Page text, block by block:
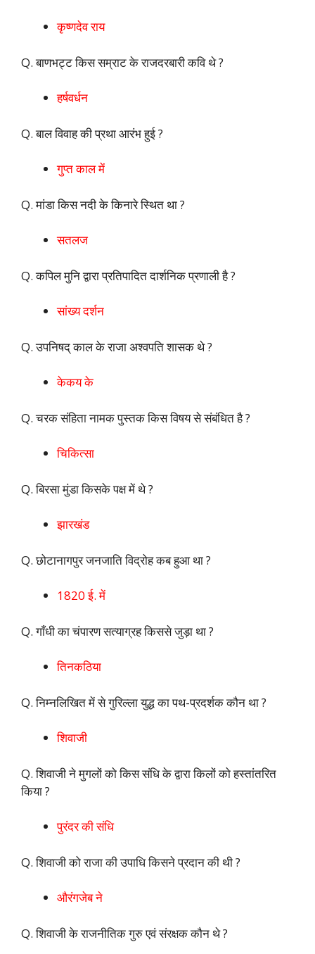
कृष्णदेव राय
Q. बाणभट्ट किस सम्राट के राजदरबारी कवि थे ?
हर्षवर्धन
Q. बाल विवाह की प्रथा आरंभ हुई ?
गुप्त काल में
Q. मांडा किस नदी के किनारे स्थित था ?
सतलज
Q. कपिल मुनि द्वारा प्रतिपादित दार्शनिक प्रणाली है ?
सांख्य दर्शन
Q. उपनिषद् काल के राजा अश्वपति शासक थे ?
केकय के
Q. चरक संहिता नामक पुस्तक किस विषय से संबंधित है ?
चिकित्सा
Q. बिरसा मुंडा किसके पक्ष में थे ?
झारखंड
Q. छोटानागपुर जनजाति विद्रोह कब हुआ था ?
1820 ई. में
Q. गाँधी का चंपारण सत्याग्रह किससे जुड़ा था ?
तिनकठिया
Q. निम्नलिखित में से गुरिल्ला युद्ध का पथ-प्रदर्शक कौन था ?
शिवाजी
Q. शिवाजी ने मुगलों को किस संधि के द्वारा किलों को हस्तांतरित
किया ?
पुरंदर की संधि
Q. शिवाजी को राजा की उपाधि किसने प्रदान की थी ?
औरंगजेब ने
Q. शिवाजी के राजनीतिक गुरु एवं संरक्षक कौन थे ?